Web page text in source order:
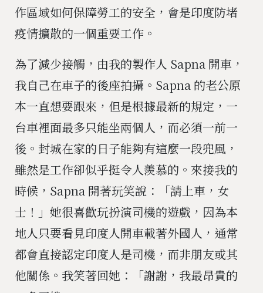
作區域如何保障勞工的安全，會是印度防堵
疫情擴散的一個重要工作。
為了減少接觸，由我的製作人 Sapna 開車，
我自己在車子的後座拍攝。Sapna 的老公原
本一直想要跟來，但是根據最新的規定，一
台車裡面最多只能坐兩個人，而必須一前一
後。封城在家的日子能夠有這麼一段兜風，
雖然是工作卻似乎挺令人羨慕的。來接我的
時候，Sapna 開著玩笑說：「請上車，女
士！」她很喜歡玩扮演司機的遊戲，因為本
地人只要看見印度人開車載著外國人，通常
都會直接認定印度人是司機，而非朋友或其
他關係。我笑著回她：「謝謝，我最昂貴的